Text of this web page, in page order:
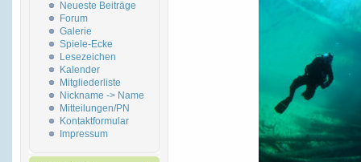
Neueste Beiträge
Forum
Galerie
Spiele-Ecke
Lesezeichen
Kalender
Mitgliederliste
Nickname -> Name
Mitteilungen/PN
Kontaktformular
Impressum